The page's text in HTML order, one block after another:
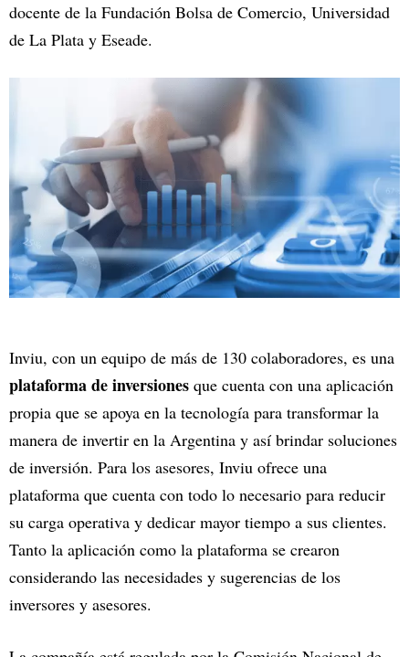
docente de la Fundación Bolsa de Comercio, Universidad
de La Plata y Eseade.
Inviu, con un equipo de más de 130 colaboradores, es una
plataforma de inversiones que cuenta con una aplicación
propia que se apoya en la tecnología para transformar la
manera de invertir en la Argentina y así brindar soluciones
de inversión. Para los asesores, Inviu ofrece una
plataforma que cuenta con todo lo necesario para reducir
su carga operativa y dedicar mayor tiempo a sus clientes.
Tanto la aplicación como la plataforma se crearon
considerando las necesidades y sugerencias de los
inversores y asesores.